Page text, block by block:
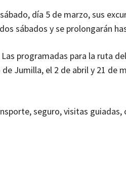
día 5 de marzo, sus
sábados y se prolongarán
programadas para la ruta
Jumilla, el 2 de abril y 21 de
seguro, visitas